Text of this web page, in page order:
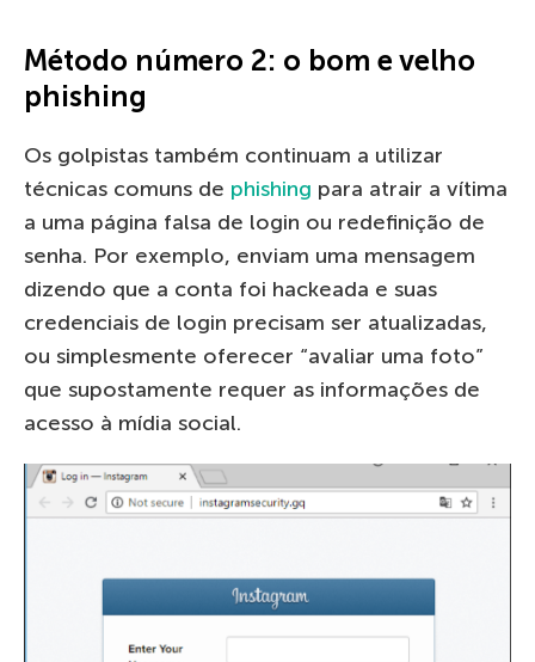
Método número 2: o bom e velho
phishing
Os golpistas também continuam a utilizar
técnicas comuns de phishing para atrair a vítima
a uma página falsa de login ou redefinição de
senha. Por exemplo, enviam uma mensagem
dizendo que a conta foi hackeada e suas
credenciais de login precisam ser atualizadas,
ou simplesmente oferecer “avaliar uma foto”
que supostamente requer as informações de
acesso à mídia social.